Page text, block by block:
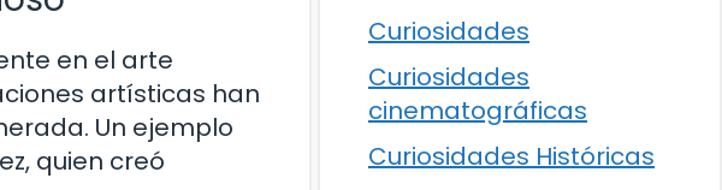
en el arte
artísticas han
Un ejemplo
quien creó
Curiosidades
Curiosidades
cinematográficas
Curiosidades Históricas